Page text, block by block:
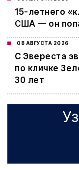
15-летнего
США — он
08 АВГУСТА 2026
С Эвереста
по кличке
30 лет